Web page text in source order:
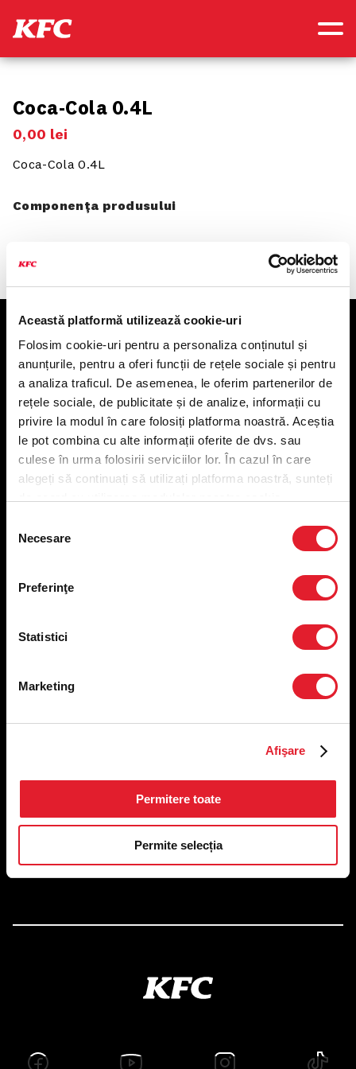
Această platformă utilizează cookie-uri
Folosim cookie-uri pentru a personaliza conținutul și
anunțurile, pentru a oferi funcții de rețele sociale și pentru
a analiza traficul. De asemenea, le oferim partenerilor de
rețele sociale, de publicitate și de analize, informații cu
privire la modul în care folosiți platforma noastră. Aceștia
le pot combina cu alte informații oferite de dvs. sau
culese în urma folosirii serviciilor lor. În cazul în care
alegeți să continuați să utilizați platforma noastră, sunteți
consimțământului
Necesare
Preferinţe
Statistici
Marketing
Afişare
Permitere toate
Permite selecția
Coca-Cola 0.4L
0,00 lei
Coca-Cola 0.4L
Componența produsului
KFC
Meniu livrare
Meniu ridicare
Nutriționale și Alergeni
Abonare Newsletter
Contact
Utile
Politica privind prelucrarea datelor
Condiții de desfășurare „Descarcă KFC APP”
Restaurante
CAMERA 5, Etaj 2
Autorizații și avize